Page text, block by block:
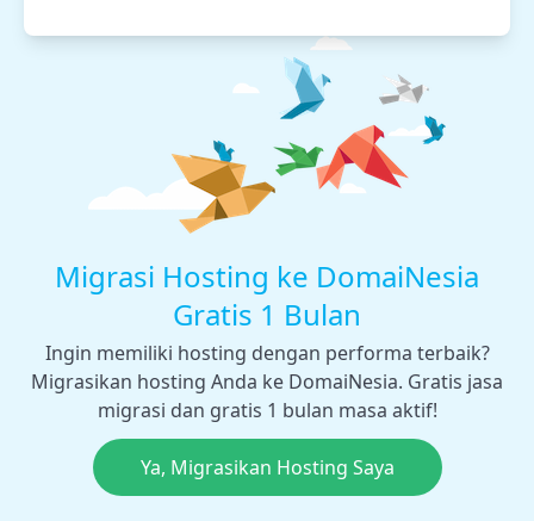
Migrasi Hosting ke DomaiNesia
Gratis 1 Bulan
Ingin memiliki hosting dengan performa terbaik?
Migrasikan hosting Anda ke DomaiNesia. Gratis jasa
migrasi dan gratis 1 bulan masa aktif!
Ya, Migrasikan Hosting Saya